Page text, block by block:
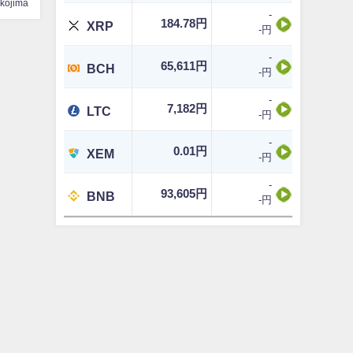
XRP 184.78円
-
-円
BCH 65,611円
-
-円
LTC 7,182円
-
-円
XEM 0.01円
-
-円
BNB 93,605円
-
-円